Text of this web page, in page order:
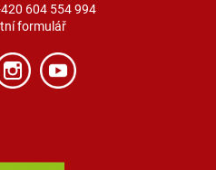
604 554 994
formulář